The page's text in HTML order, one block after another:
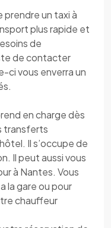
prendre un taxi à
plus rapide et
de
de contacter
ci vous enverra un
en charge dès
transferts
Il s’occupe de
Il peut aussi vous
à Nantes. Vous
la gare ou pour
chauffeur